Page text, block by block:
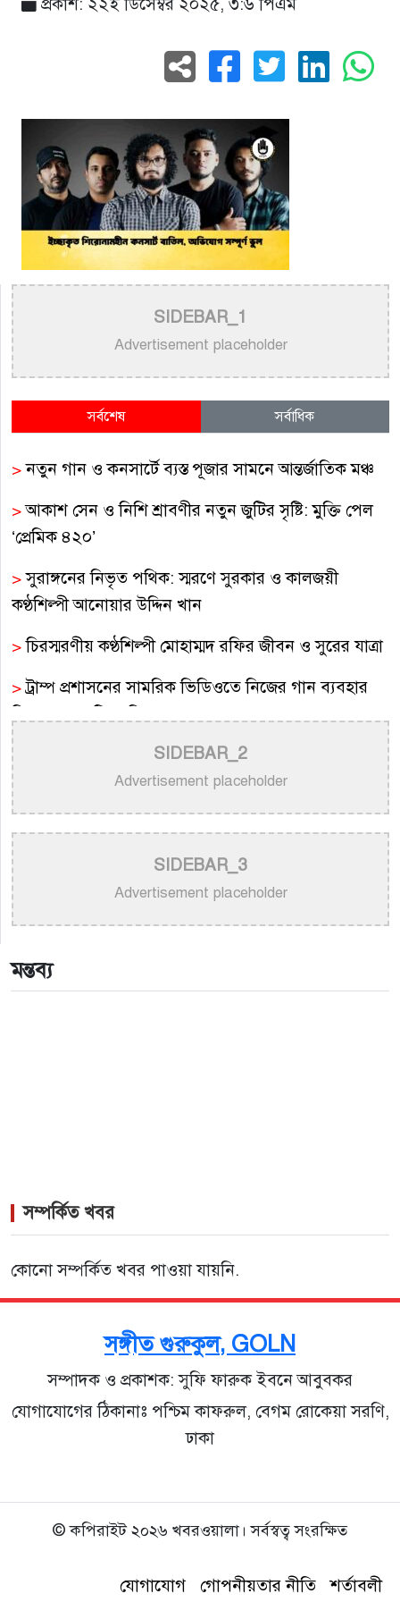
SIDEBAR_1
Advertisement placeholder
সর্বশেষ সর্বাধিক
>নতুন গান ও কনসার্টে ব্যস্ত পূজার সামনে আন্তর্জাতিক মঞ্চ
>আকাশ সেন ও নিশি শ্রাবণীর নতুন জুটির সৃষ্টি: মুক্তি পেল
‘প্রেমিক ৪২০’
>সুরাঙ্গনের নিভৃত পথিক: স্মরণে সুরকার ও কালজয়ী
কণ্ঠশিল্পী আনোয়ার উদ্দিন খান
>চিরস্মরণীয় কণ্ঠশিল্পী মোহাম্মদ রফির জীবন ও সুরের যাত্রা
>ট্রাম্প প্রশাসনের সামরিক ভিডিওতে নিজের গান ব্যবহার
>
নতুন করে ভাইরাল ‘আজ কেন মন উদাসী হয়ে’ গানের
পেছনের গল্প
>
বাংলাদেশ বেতারে সুরকার ও সংগীত পরিচালক হিসেবে
তালিকাভুক্ত হলেন ৯২ শিল্পী
>একই দিনে জন্ম, সুরের টানে বাঁধা পড়া বাংলা গানের অমর
জুটি
SIDEBAR_2
Advertisement placeholder
SIDEBAR_3
Advertisement placeholder
মন্তব্য
সম্পর্কিত খবর
কোনো সম্পর্কিত খবর পাওয়া যায়নি.
সঙ্গীত গুরুকুল, GOLN
সম্পাদক ও প্রকাশক: সুফি ফারুক ইবনে আবুবকর
যোগাযোগের ঠিকানাঃ পশ্চিম কাফরুল, বেগম রোকেয়া সরণি,
ঢাকা
© কপিরাইট ২০২৬ খবরওয়ালা। সর্বস্বত্ব সংরক্ষিত
যোগাযোগ গোপনীয়তার নীতি শর্তাবলী